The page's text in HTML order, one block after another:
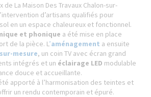
La Maison Des Travaux Chalon-sur-
d’artisans qualifiés pour
en un espace chaleureux et fonctionnel.
et phonique a été mise en place
de la pièce. L’aménagement a ensuite
mesure, un coin TV avec écran grand
intégrés et un éclairage LED modulable
douce et accueillante.
apporté à l’harmonisation des teintes et
un rendu contemporain et épuré.